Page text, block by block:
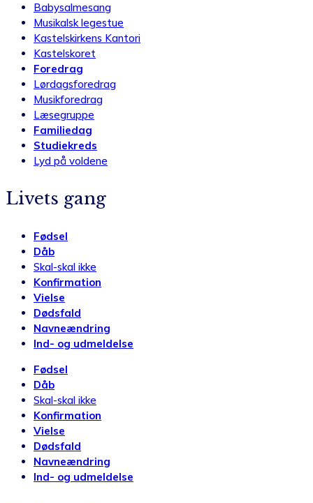
Babysalmesang
Musikalsk legestue
Kastelskirkens Kantori
Kastelskoret
Foredrag
Lørdagsforedrag
Musikforedrag
Læsegruppe
Familiedag
Studiekreds
Lyd på voldene
Livets gang
Fødsel
Dåb
Skal-skal ikke
Konfirmation
Vielse
Dødsfald
Navneændring
Ind- og udmeldelse
Fødsel
Dåb
Skal-skal ikke
Konfirmation
Vielse
Dødsfald
Navneændring
Ind- og udmeldelse